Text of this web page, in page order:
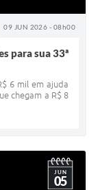
09 JUN 2026 - 08h00
para sua 33ª
6 mil em ajuda
chegam a R$ 8
JUN
05